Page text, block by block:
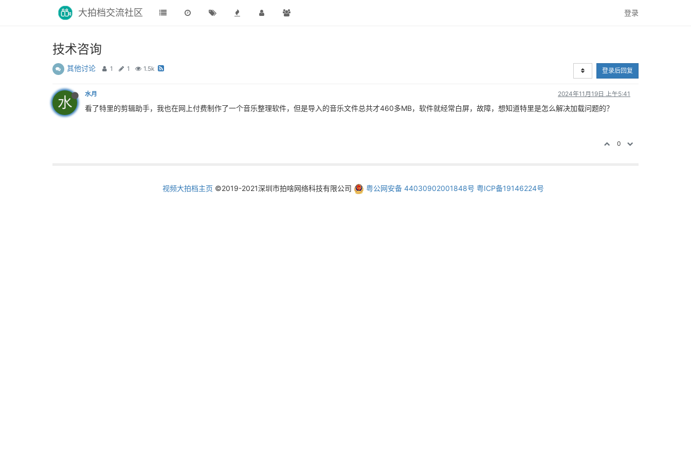
大拍档交流社区 登录
技术咨询
其他讨论 1 1 1.5k 登录后回复
水 水月 2024年11月19日 上午5:41
看了特里的剪辑助手，我也在网上付费制作了一个音乐整理软件，但是导入的音乐文件总共才460多MB，软件就经常白屏，故障，想知道特里是怎么解决加载问题的？
0
视频大拍档主页 ©2019-2021深圳市拍啥网络科技有限公司 粤公网安备 44030902001848号 粤ICP备19146224号